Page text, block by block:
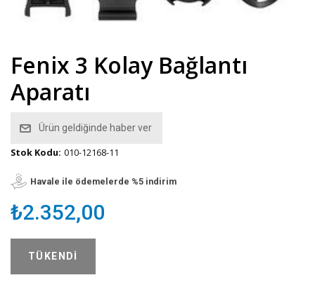
Fenix 3 Kolay Bağlantı
Aparatı
Ürün geldiğinde haber ver
Stok Kodu: 010-12168-11
Havale ile ödemelerde %5 indirim
₺2.352,00
TÜKENDI